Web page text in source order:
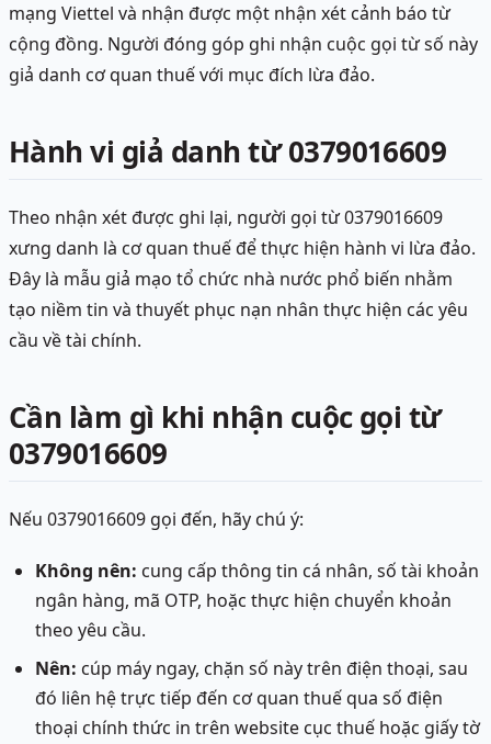
mạng Viettel và nhận được một nhận xét cảnh báo từ
cộng đồng. Người đóng góp ghi nhận cuộc gọi từ số này
giả danh cơ quan thuế với mục đích lừa đảo.
Hành vi giả danh từ 0379016609
Theo nhận xét được ghi lại, người gọi từ 0379016609
xưng danh là cơ quan thuế để thực hiện hành vi lừa đảo.
Đây là mẫu giả mạo tổ chức nhà nước phổ biến nhằm
tạo niềm tin và thuyết phục nạn nhân thực hiện các yêu
cầu về tài chính.
Cần làm gì khi nhận cuộc gọi từ
0379016609
Nếu 0379016609 gọi đến, hãy chú ý:
Không nên: cung cấp thông tin cá nhân, số tài khoản
ngân hàng, mã OTP, hoặc thực hiện chuyển khoản
theo yêu cầu.
Nên: cúp máy ngay, chặn số này trên điện thoại, sau
đó liên hệ trực tiếp đến cơ quan thuế qua số điện
thoại chính thức in trên website cục thuế hoặc giấy tờ